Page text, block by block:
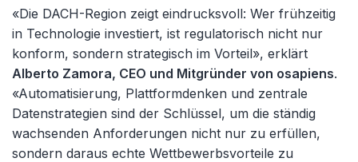
«Die DACH-Region zeigt eindrucksvoll: Wer frühzeitig
in Technologie investiert, ist regulatorisch nicht nur
konform, sondern strategisch im Vorteil», erklärt
Alberto Zamora, CEO und Mitgründer von osapiens.
«Automatisierung, Plattformdenken und zentrale
Datenstrategien sind der Schlüssel, um die ständig
wachsenden Anforderungen nicht nur zu erfüllen,
sondern daraus echte Wettbewerbsvorteile zu